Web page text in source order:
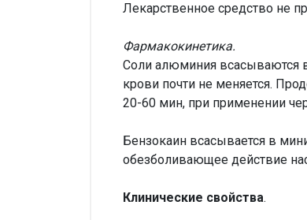
Лекарственное средство не
Фармакокинетика.
Соли алюминия всасываются
крови почти не меняется.
20-60 мин, при применении
Бензокаин всасывается в
обезболивающее действие
Клинические свойства.